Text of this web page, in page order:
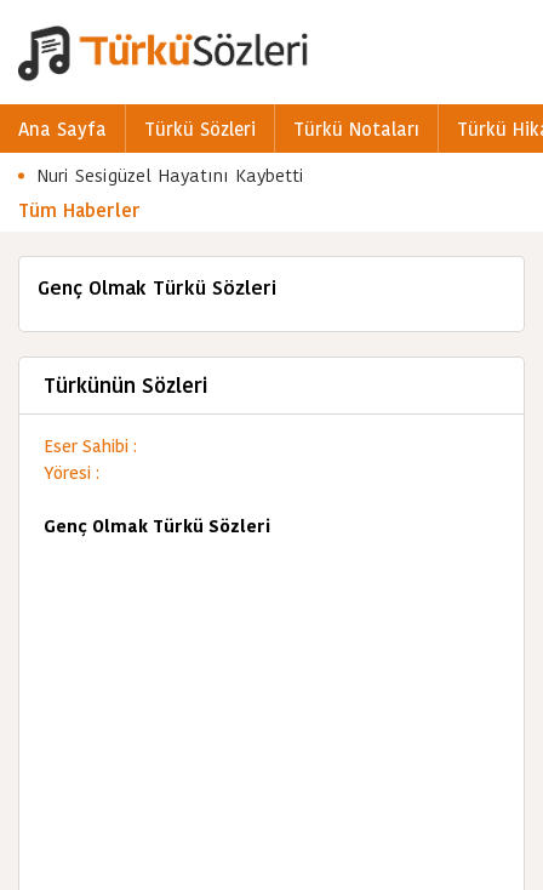
Ana Sayfa Türkü Sözleri Türkü Notaları
Türkü
Nuri Sesigüzel Hayatını Kaybetti
Tüm Haberler
Genç Olmak Türkü Sözleri
Türkünün Sözleri
Eser Sahibi :
Yöresi :
Genç Olmak Türkü Sözleri